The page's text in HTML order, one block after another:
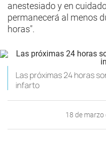
anestesiado y en
permanecerá al menos
horas".
Las próximas 24 horas
infarto
18 de marzo